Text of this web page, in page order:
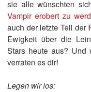
sie alle wünschten
Vampir erobert zu
auch der letzte Teil der
Ewigkeit über die
Stars heute aus? Und
verraten es dir!
Legen wir los: